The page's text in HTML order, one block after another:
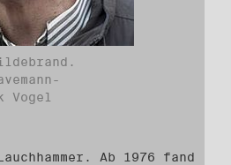
Vogel
Ab 1976 fand